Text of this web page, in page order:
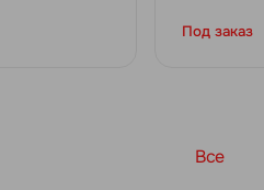
Под заказ
Все